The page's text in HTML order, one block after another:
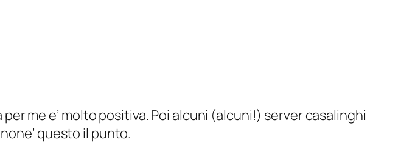
me e’ molto positiva. Poi alcuni (alcuni!) server casalinghi
questo il punto.